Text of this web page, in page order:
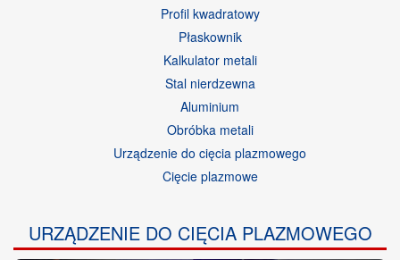
Profil kwadratowy
Płaskownik
Kalkulator metali
Stal nierdzewna
Aluminium
Obróbka metali
Urządzenie do cięcia plazmowego
Cięcie plazmowe
URZĄDZENIE DO CIĘCIA PLAZMOWEGO